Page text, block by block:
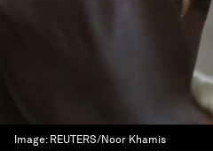
Image: REUTERS/Noor Khamis